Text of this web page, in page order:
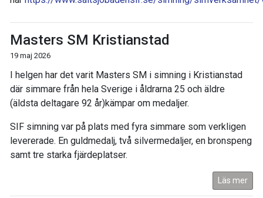
Masters SM Kristianstad
19 maj 2026
I helgen har det varit Masters SM i simning i Kristianstad
där simmare från hela Sverige i åldrarna 25 och äldre
(äldsta deltagare 92 år)kämpar om medaljer.
SIF simning var på plats med fyra simmare som verkligen
levererade. En guldmedalj, två silvermedaljer, en bronspeng
samt tre starka fjärdeplatser.
Läs mer